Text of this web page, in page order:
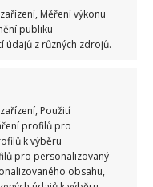
Měření výkonu
publiku
z různých zdrojů.
Použití
profilů pro
k výběru
pro personalizovaný
obsahu,
však chcete
tak ručníky
nějakou